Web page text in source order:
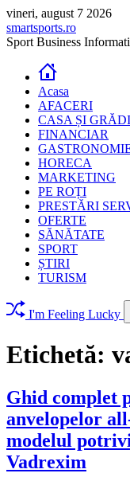
Skip
to
content
vineri, august 7 2026
smartsports.ro
Sport Business
Acasa
AFACERI
CASA ȘI
FINANCIAR
HORECA
MARKETING
PE ROȚI
PRESTĂRI
OFERTE
SĂNĂTATE
SPORT
ȘTIRI
TURISM
I'm Feeling Lucky
Etichetă:
Ghid complet
anvelopelor
modelul
Vadrexim